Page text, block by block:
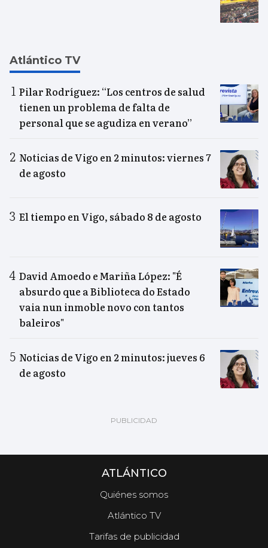
Atlántico TV
Pilar Rodríguez: “Los centros de salud
tienen un problema de falta de
personal que se agudiza en verano”
Noticias de Vigo en 2 minutos: viernes 7
de agosto
El tiempo en Vigo, sábado 8 de agosto
David Amoedo e Mariña López: "É
absurdo que a Biblioteca do Estado
vaia nun inmoble novo con tantos
baleiros"
Noticias de Vigo en 2 minutos: jueves 6
de agosto
ATLÁNTICO
Quiénes somos
Atlántico TV
Tarifas de publicidad